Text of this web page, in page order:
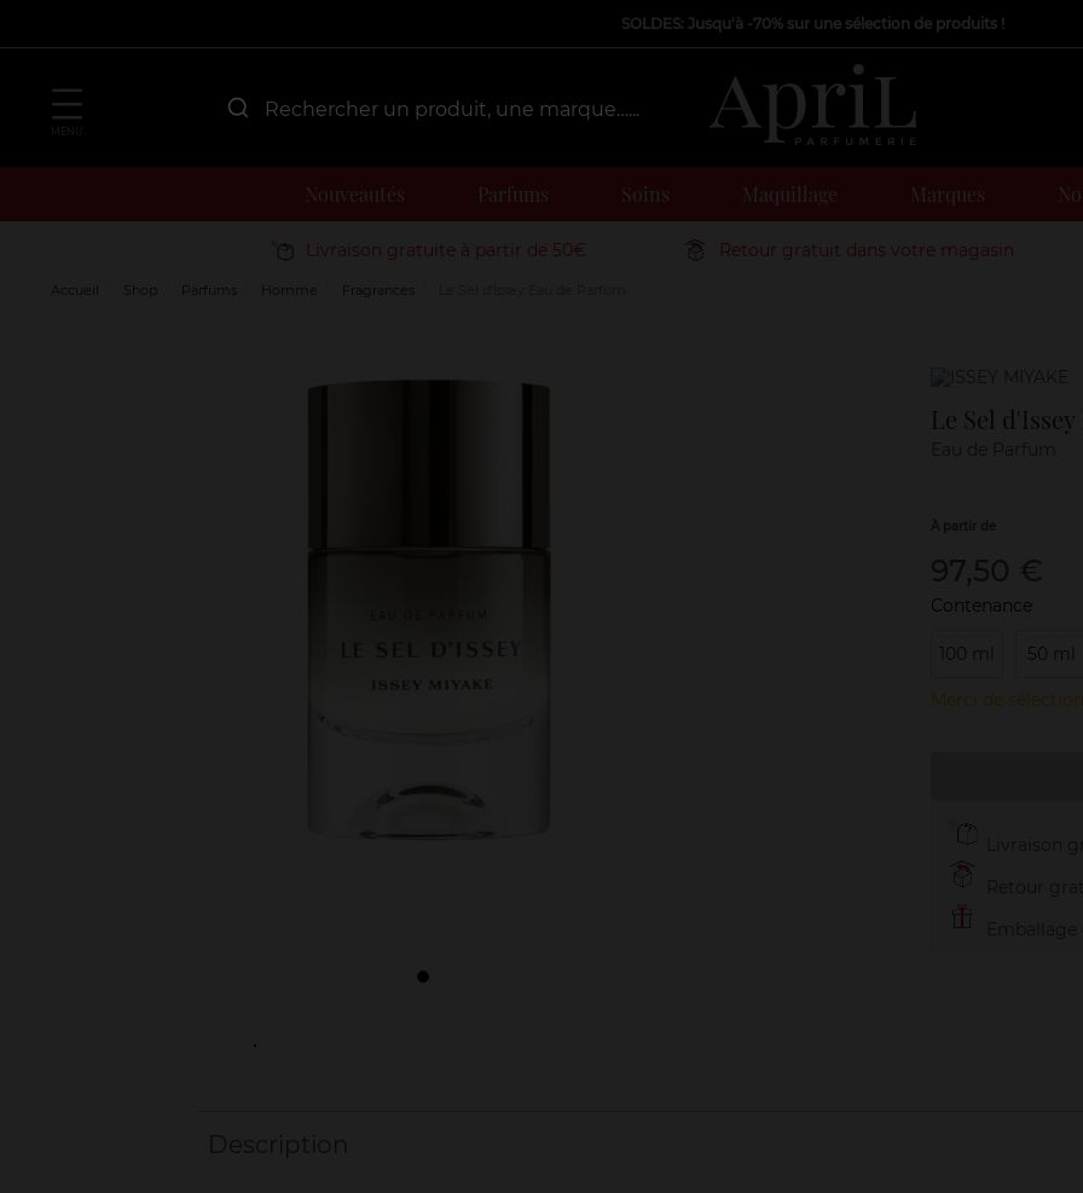
SOLDES: Jusqu'à -70% sur une sélection de produits !
Nouveautés Parfums Soins Maquillage Marques
Livraison gratuite à partir de 50€ Retour gratuit dans votre magasin
Accueil Shop Parfums Homme Fragrances
Marque
Le Sel
Contenance
100 ml 50 ml
Merci de